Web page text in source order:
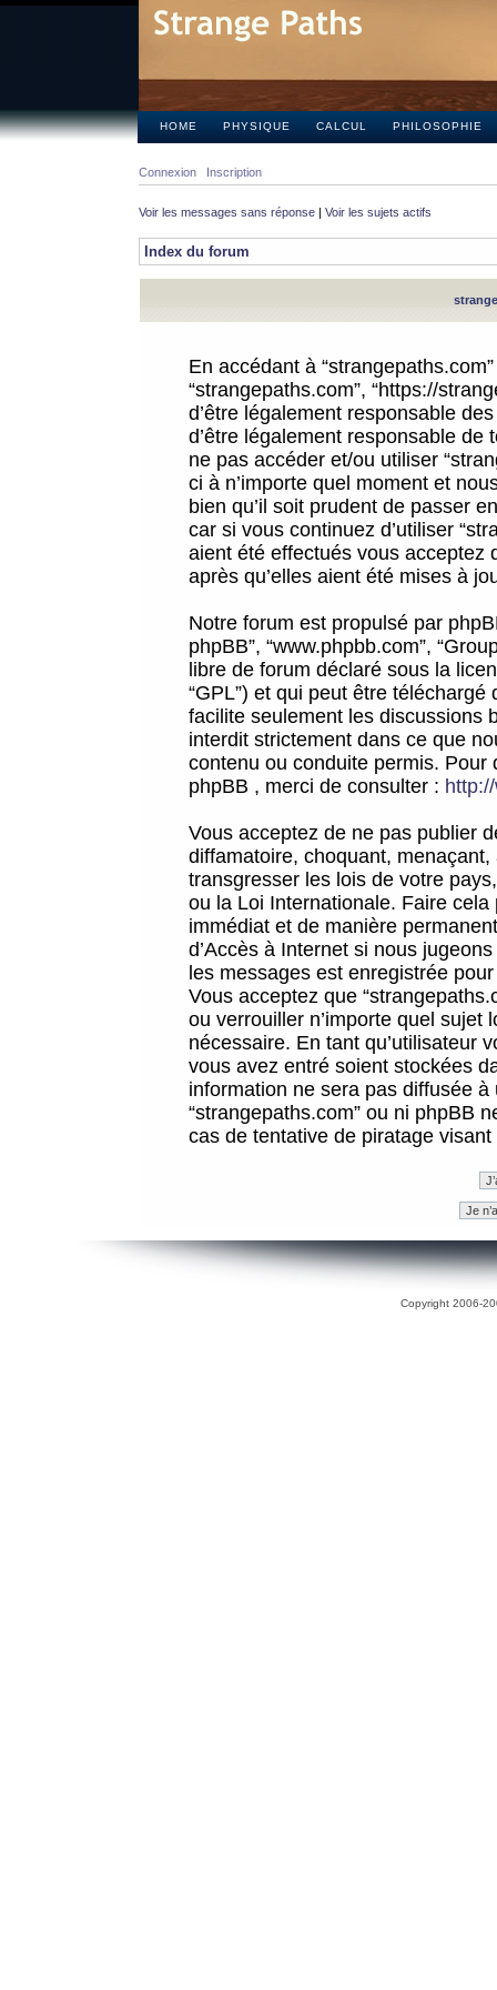
HOME PHYSIQUE CALCUL PHILOSOPHIE
Connexion Inscription
Voir les messages sans réponse | Voir les sujets actifs
Index du forum
En accédant à
“strangepaths.com”, “https://
d’être légalement responsable
d’être légalement responsable
ne pas accéder et/ou utiliser
ci à n’importe quel moment et
bien qu’il soit prudent de passer
car si vous continuez d’utiliser
aient été effectués vous acceptez
après qu’elles aient été mises à
Notre forum est propulsé par
phpBB”, “www.phpbb.com”,
libre de forum déclaré sous la
“GPL”) et qui peut être téléchargé
facilite seulement les discussions
interdit strictement dans ce que
contenu ou conduite permis.
phpBB , merci de consulter :
Vous acceptez de ne pas publier
diffamatoire, choquant,
transgresser les lois de votre
ou la Loi Internationale. Faire
immédiat et de manière
d’Accès à Internet si nous
les messages est enregistrée
Vous acceptez que
ou verrouiller n’importe quel sujet
nécessaire. En tant qu’utilisateur
vous avez entré soient stockées
information ne sera pas diffusée
“strangepaths.com” ou ni phpBB
cas de tentative de piratage
Copyright 2006-